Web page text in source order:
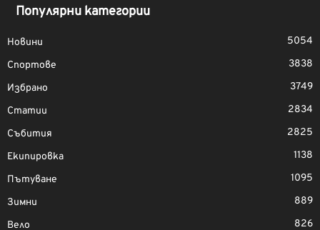
Популярни категории
Новини
5054
Спортове
3838
Избрано
3749
Статии
2834
Събития
2825
Екипировка
1138
Пътуване
1095
Зимни
889
Вело
826